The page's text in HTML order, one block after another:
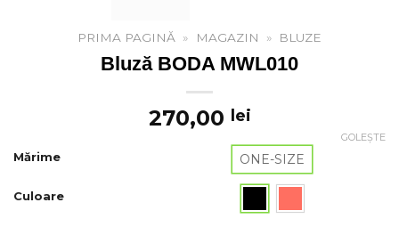
PRIMA PAGINĂ » MAGAZIN » BLUZE
Bluză BODA MWL010
270,00 lei
Mărime ONE-SIZE
Culoare
GOLEȘTE